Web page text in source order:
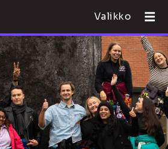
Valikko